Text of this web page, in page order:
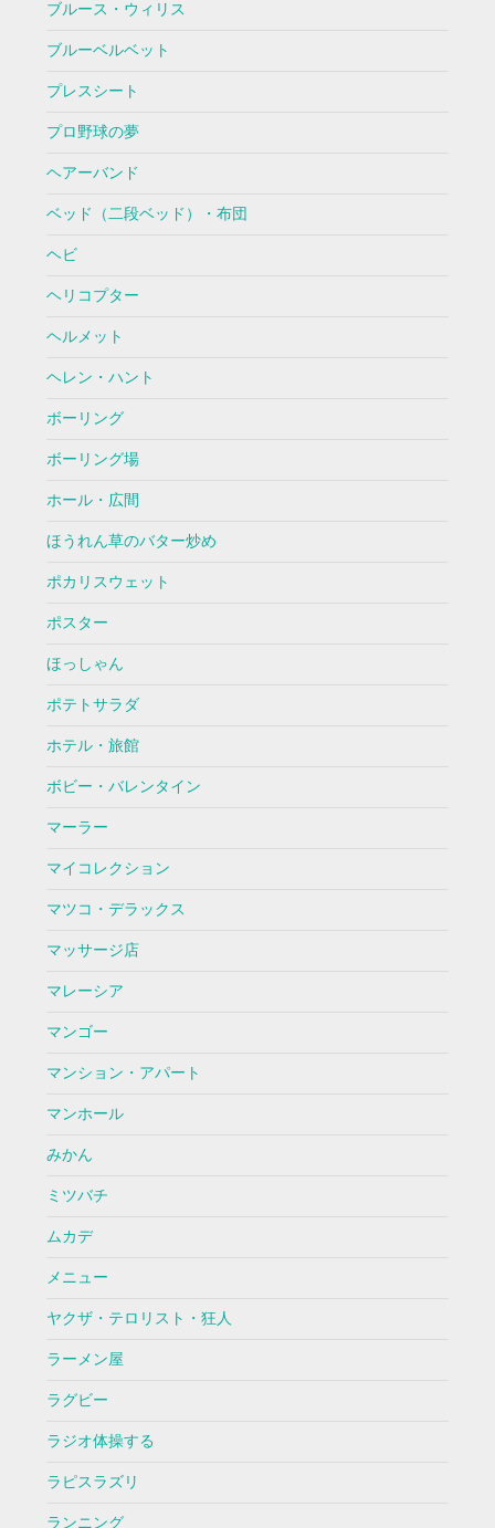
ブルース・ウィリス
ブルーベルベット
プレスシート
プロ野球の夢
ヘアーバンド
ベッド（二段ベッド）・布団
ヘビ
ヘリコプター
ヘルメット
ヘレン・ハント
ボーリング
ボーリング場
ホール・広間
ほうれん草のバター炒め
ポカリスウェット
ポスター
ほっしゃん
ポテトサラダ
ホテル・旅館
ボビー・バレンタイン
マーラー
マイコレクション
マツコ・デラックス
マッサージ店
マレーシア
マンゴー
マンション・アパート
マンホール
みかん
ミツバチ
ムカデ
メニュー
ヤクザ・テロリスト・狂人
ラーメン屋
ラグビー
ラジオ体操する
ラピスラズリ
ランニング